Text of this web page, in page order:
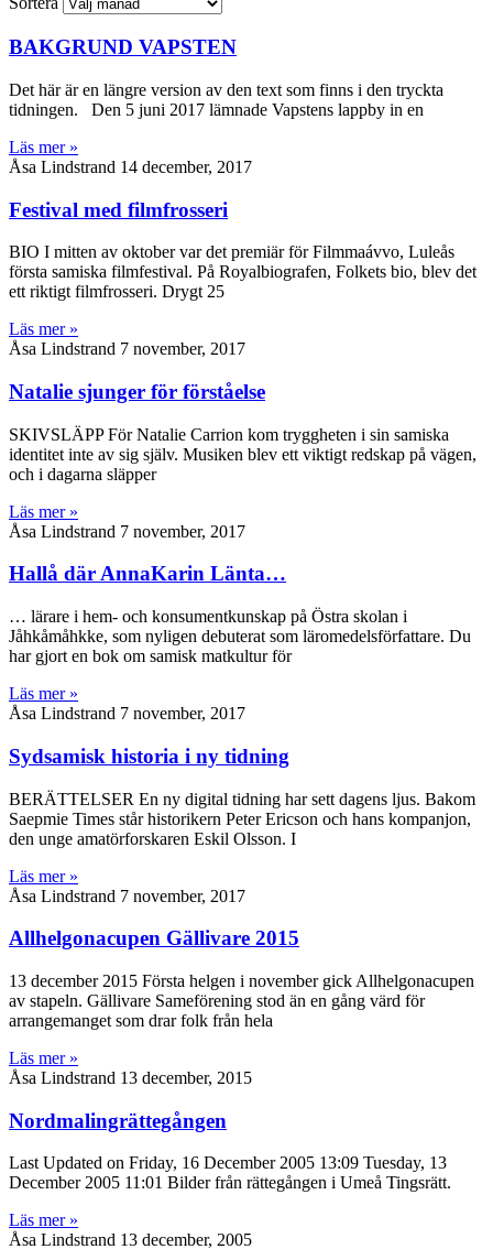
BAKGRUND VAPSTEN
Det här är en längre version av den text som finns i den tryckta
tidningen. Den 5 juni 2017 lämnade Vapstens lappby in en
Läs mer »
Åsa Lindstrand 14 december, 2017
Festival med filmfrosseri
BIO I mitten av oktober var det premiär för Filmmaávvo, Luleås
första samiska filmfestival. På Royalbiografen, Folkets bio, blev det
ett riktigt filmfrosseri. Drygt 25
Läs mer »
Åsa Lindstrand 7 november, 2017
Natalie sjunger för förståelse
SKIVSLÄPP För Natalie Carrion kom tryggheten i sin samiska
identitet inte av sig själv. Musiken blev ett viktigt redskap på vägen,
och i dagarna släpper
Läs mer »
Åsa Lindstrand 7 november, 2017
Hallå där AnnaKarin Länta…
… lärare i hem- och konsumentkunskap på Östra skolan i
Jåhkåmåhkke, som nyligen debuterat som läromedelsförfattare. Du
har gjort en bok om samisk matkultur för
Läs mer »
Åsa Lindstrand 7 november, 2017
Sydsamisk historia i ny tidning
BERÄTTELSER En ny digital tidning har sett dagens ljus. Bakom
Saepmie Times står historikern Peter Ericson och hans kompanjon,
den unge amatörforskaren Eskil Olsson. I
Läs mer »
Åsa Lindstrand 7 november, 2017
Allhelgonacupen Gällivare 2015
13 december 2015 Första helgen i november gick Allhelgonacupen
av stapeln. Gällivare Sameförening stod än en gång värd för
arrangemanget som drar folk från hela
Läs mer »
Åsa Lindstrand 13 december, 2015
Nordmalingrättegången
Last Updated on Friday, 16 December 2005 13:09 Tuesday, 13
December 2005 11:01 Bilder från rättegången i Umeå Tingsrätt.
Läs mer »
Åsa Lindstrand 13 december, 2005